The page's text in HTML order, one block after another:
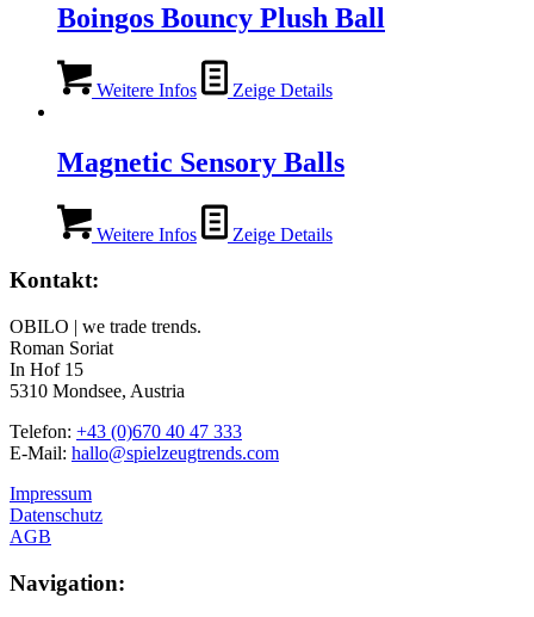
Boingos Bouncy Plush Ball
Weitere Infos Zeige Details
Magnetic Sensory Balls
Weitere Infos Zeige Details
Kontakt:
OBILO | we trade trends.
Roman Soriat
In Hof 15
5310 Mondsee, Austria
Telefon: +43 (0)670 40 47 333
E-Mail: hallo@spielzeugtrends.com
Impressum
Datenschutz
AGB
Navigation: